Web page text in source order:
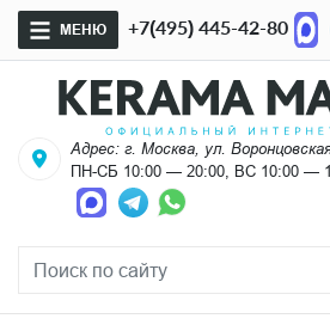
МЕНЮ +7(495) 445-42-80
Адрес: г. Москва, ул.
ПН-СБ 10:00 — 20:00, ВС 10:00 —